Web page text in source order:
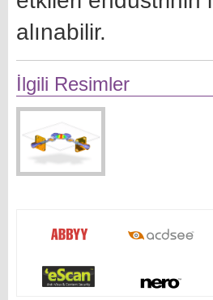
alınabilir.
İlgili Resimler